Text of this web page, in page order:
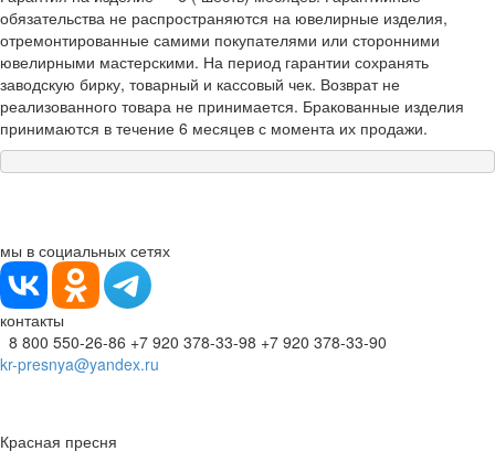
обязательства не распространяются на ювелирные изделия,
отремонтированные самими покупателями или сторонними
ювелирными мастерскими. На период гарантии сохранять
заводскую бирку, товарный и кассовый чек. Возврат не
реализованного товара не принимается. Бракованные изделия
принимаются в течение 6 месяцев с момента их продажи.
мы в социальных сетях
контакты
8 800 550-26-86 +7 920 378-33-98 +7 920 378-33-90
kr-presnya@yandex.ru
Красная пресня